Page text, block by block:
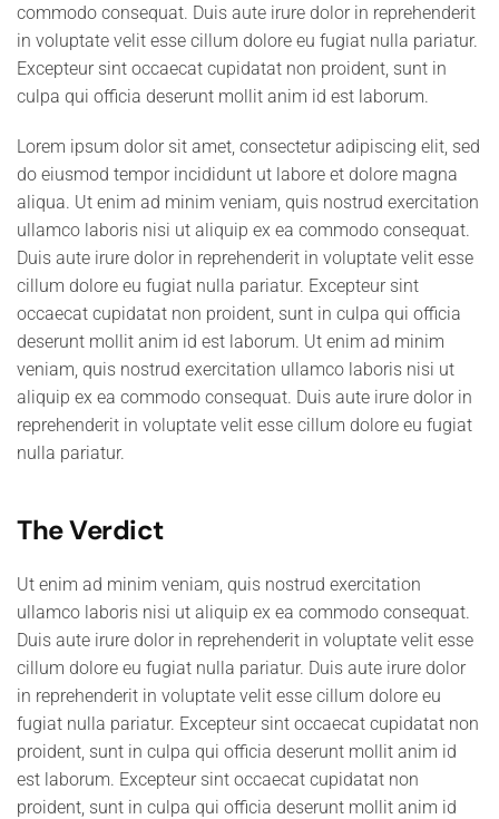
commodo consequat. Duis aute irure dolor in reprehenderit
in voluptate velit esse cillum dolore eu fugiat nulla pariatur.
Excepteur sint occaecat cupidatat non proident, sunt in
culpa qui officia deserunt mollit anim id est laborum.
Lorem ipsum dolor sit amet, consectetur adipiscing elit, sed
do eiusmod tempor incididunt ut labore et dolore magna
aliqua. Ut enim ad minim veniam, quis nostrud exercitation
ullamco laboris nisi ut aliquip ex ea commodo consequat.
Duis aute irure dolor in reprehenderit in voluptate velit esse
cillum dolore eu fugiat nulla pariatur. Excepteur sint
occaecat cupidatat non proident, sunt in culpa qui officia
deserunt mollit anim id est laborum. Ut enim ad minim
veniam, quis nostrud exercitation ullamco laboris nisi ut
aliquip ex ea commodo consequat. Duis aute irure dolor in
reprehenderit in voluptate velit esse cillum dolore eu fugiat
nulla pariatur.
The Verdict
Ut enim ad minim veniam, quis nostrud exercitation
ullamco laboris nisi ut aliquip ex ea commodo consequat.
Duis aute irure dolor in reprehenderit in voluptate velit esse
cillum dolore eu fugiat nulla pariatur. Duis aute irure dolor
in reprehenderit in voluptate velit esse cillum dolore eu
fugiat nulla pariatur. Excepteur sint occaecat cupidatat non
proident, sunt in culpa qui officia deserunt mollit anim id
est laborum. Excepteur sint occaecat cupidatat non
proident, sunt in culpa qui officia deserunt mollit anim id